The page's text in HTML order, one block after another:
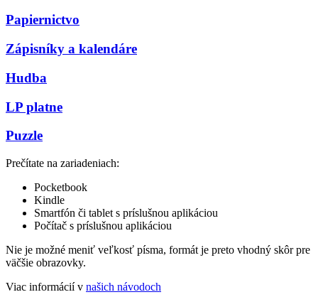
Papiernictvo
Zápisníky a kalendáre
Hudba
LP platne
Puzzle
Prečítate na zariadeniach:
Pocketbook
Kindle
Smartfón či tablet s príslušnou aplikáciou
Počítač s príslušnou aplikáciou
Nie je možné meniť veľkosť písma, formát je preto vhodný skôr pre
väčšie obrazovky.
Viac informácií v našich návodoch